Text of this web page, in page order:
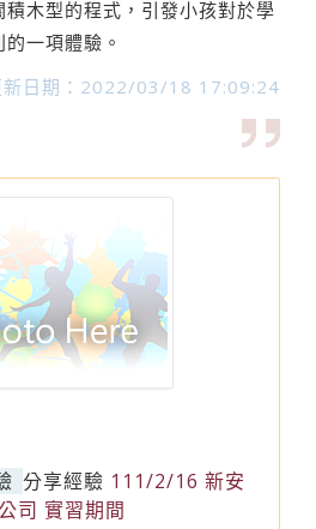
木型的程式，引發小孩對於學
一項體驗。
新日期：2022/03/18 17:09:24
分享經驗 111/2/16 新安
司 實習期間